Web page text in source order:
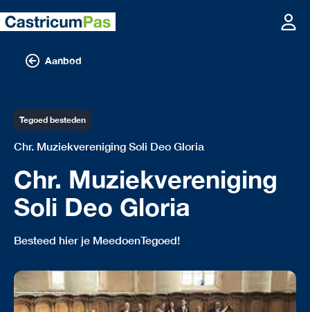
Aanbod
Tegoed besteden
Chr. Muziekvereniging Soli Deo Gloria
Chr. Muziekvereniging
Soli Deo Gloria
Besteed hier je MeedoenTegoed!